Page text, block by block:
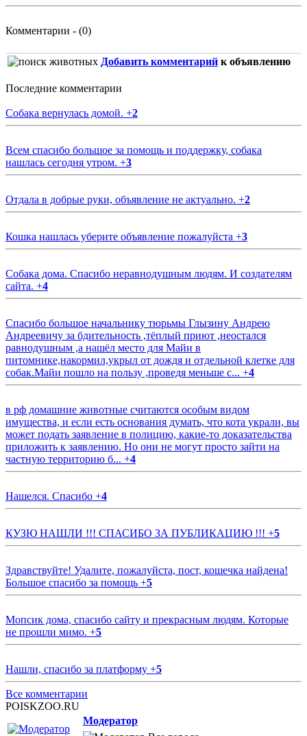
Комментарии - (0)
Добавить комментарий к объявлению
Последние комментарии
Собака вернулась домой. +2
Всем спасибо большое за помощь и поддержку, собака
нашлась сегодня утром. +3
Отдала в добрые руки, объявление не актуально. +2
Кошка нашлась уберите объявление пожалуйста +3
Собака дома. Спасибо неравнодушным людям. И создателям
сайта. +4
Спасибо большое начальнику тюрьмы Глызину Андрею
Андреевичу за бдительность ,тёплый приют ,неостался
равнодушным ,а нашёл место для Майи в
питомнике,накормил,укрыл от дождя и отдельной клетке для
собак.Майи пошло на пользу ,проведя меньше с... +4
в рф домашние животные считаются особым видом
имущества, и если есть основания думать, что кота украли, вы
может подать заявление в полицию, какие-то доказательства
приложить к заявлению. Но они не могут просто зайти на
частную территорию б... +4
Нашелся. Спасибо +4
КУЗЮ НАШЛИ !!! СПАСИБО ЗА ПУБЛИКАЦИЮ !!! +5
Здравствуйте! Удалите, пожалуйста, пост, кошечка найдена!
Большое спасибо за помощь +5
Мопсик дома, спасибо сайту и прекрасным людям. Которые
не прошли мимо. +5
Нашли, спасибо за платформу +5
Все комментарии
POISKZOO.RU
Модератор